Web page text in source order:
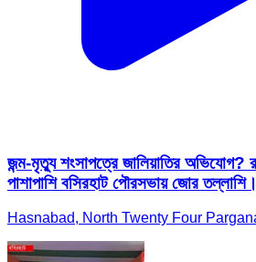
জন্ম-মৃত্যু শংসাপত্রে জালিয়াতির অভিযোগ?
পাশাপাশি বসিরহাট পৌরসভায় জোর তল্লাশি।
Hasnabad, North Twenty Four